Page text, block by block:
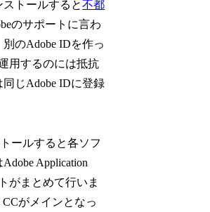
ストールすると不都
のサポートに言わ
のAdobe IDを作っ
用するのには抵抗
じAdobe IDに登録
ールすると各ソフ
Application
がまとめて行いま
がメインとなっ